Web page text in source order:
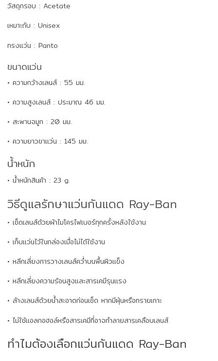
วัสดุกรอบ : Acetate
เหมาะกับ : Unisex
ทรงแว่น : Panto
ขนาดแว่น
• ความกว้างเลนส์ : 55 มม.
• ความสูงเลนส์ : ประมาณ 46 มม.
• สะพานจมูก : 20 มม.
• ความยาวขาแว่น : 145 มม.
น้ำหนัก
• น้ำหนักสินค้า : 23 g.
วิธีดูแลรักษาแว่นกันแดด Ray-Ban
• เช็ดเลนส์ด้วยผ้าไมโครไฟเบอร์ทุกครั้งหลังใช้งาน
• เก็บแว่นไว้ในกล่องเมื่อไม่ได้ใช้งาน
• หลีกเลี่ยงการวางเลนส์คว่ำบนพื้นผิวแข็ง
• หลีกเลี่ยงความร้อนสูงและสารเคมีรุนแรง
• ล้างเลนส์ด้วยน้ำสะอาดก่อนเช็ด หากมีฝุ่นหรือทรายเกาะ
• ไม่ใช้แอลกอฮอล์หรือสารเคมีที่อาจทำลายสารเคลือบเลนส์
ทำไมต้องเลือกแว่นกันแดด Ray-Ban